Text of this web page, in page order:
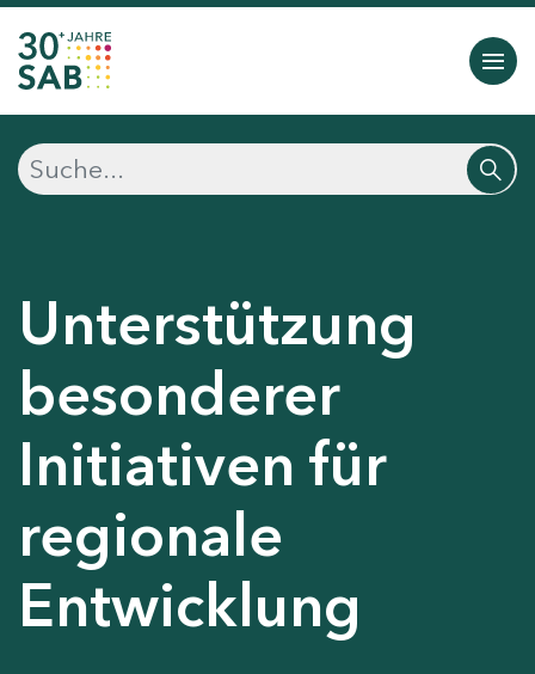
Unterstützung
besonderer
Initiativen für
regionale
Entwicklung